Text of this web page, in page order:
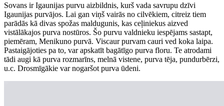
Sovans ir Igaunijas purvu aizbildnis, kurš vada savrupu dzīvi
Igaunijas purvājos. Lai gan viņš vairās no cilvēkiem, citreiz tiem
parādās kā divas spožas maldugunis, kas ceļiniekus aizved
vistālākajos purva nostūros. Šo purvu valdnieku iespējams sastapt,
piemēram, Menikuno purvā. Viscaur purvam cauri ved koka laipa.
Pastaigājoties pa to, var apskatīt bagātīgo purva floru. Te atrodami
tādi augi kā purva rozmarīns, melnā vistene, purva tēja, pundurbērzi,
u.c. Drosmīgākie var nogaršot purva ūdeni.